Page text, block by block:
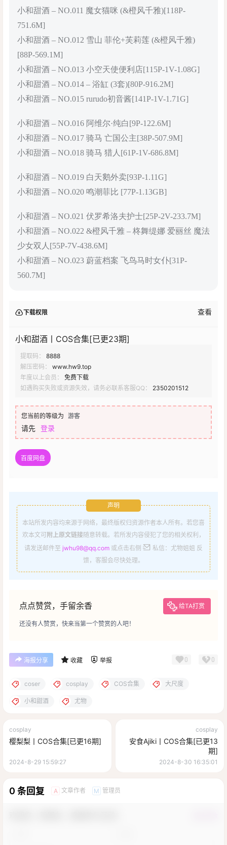
小和甜酒 – NO.011 魔女猫咪 (&橙风千雅)[118P-
751.6M]
小和甜酒 – NO.012 雪山 菲伦+芙莉莲 (&橙风千雅)
[88P-569.1M]
小和甜酒 – NO.013 小空天使便利店[115P-1V-1.08G]
小和甜酒 – NO.014 – 浴缸 (3套)[80P-916.2M]
小和甜酒 – NO.015 rurudo初音酱[141P-1V-1.71G]
小和甜酒 – NO.016 阿维尔·纯白[9P-122.6M]
小和甜酒 – NO.017 骑马 亡国公主[38P-507.9M]
小和甜酒 – NO.018 骑马 猎人[61P-1V-686.8M]
小和甜酒 – NO.019 白天鹅外卖[93P-1.11G]
小和甜酒 – NO.020 鸣潮菲比 [77P-1.13GB]
小和甜酒 – NO.021 伏罗希洛夫护士[25P-2V-233.7M]
小和甜酒 – NO.022 &橙风千雅 – 柊舞缇娜 爱丽丝 魔法
少女双人[55P-7V-438.6M]
小和甜酒 – NO.023 蔚蓝档案 飞鸟马时女仆[31P-
560.7M]
下载权限 查看
小和甜酒丨COS合集[已更23期]
提取码：
8888
解压密码：
www.hw9.top
年度以上会员：
免费下载
如遇购买失败或资源失效，请务必联系客服QQ：
2350201512
您当前的等级为 游客
请先 登录
百度网盘
声明
本站所发内容均来源于网络，最终版权归资源作者本人所有。若您喜
欢本文可附上原文链接随意转载。若所发内容侵犯了您的相关权利，
请发送邮件至 jwhu98@qq.com 或点击右侧
私信：尤物姐姐 反
馈，客服会尽快处理。
点点赞赏，手留余香 给TA打赏
还没有人赞赏，快来当第一个赞赏的人吧！
海报分享 收藏 举报 0 0
coser cosplay COS合集 大尺度
小和甜酒 尤物
cosplay
樱梨梨丨COS合集[已更16期]
2024-8-29 15:59:27
cosplay
安食Ajiki丨COS合集[已更13
期]
2024-8-30 16:35:01
0 条回复 A 文章作者 M 管理员